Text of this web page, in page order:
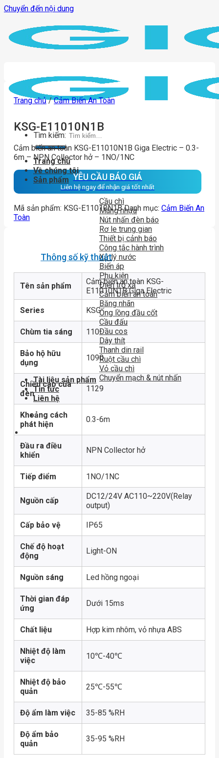
Chuyển đến nội dung
Tìm kiếm:
Trang chủ
Về chúng tôi
Sản phẩm
Cầu chì
Máng nhựa
Nút nhấn đèn báo
Rơ le trung gian
Thiết bị cảnh báo
Công tắc hành trình
Xử lý nước
Biến áp
Phụ kiện
Điện trở xả
Cảm biến an toàn
Băng nhãn
Ống lồng đầu cốt
Cầu đấu
Đầu cos
Dây thít
Thanh din rail
Ruột cầu chì
Vỏ cầu chì
Chuyển mạch & nút nhấn
Tài liệu sản phẩm
Tin tức
Liên hệ
Trang chủ / Cảm Biến An Toàn
KSG-E11010N1B
Cảm biến an toàn KSG-E11010N1B Giga Electric – 0.3-
6m – NPN Collector hở – 1NO/1NC
YÊU CẦU BÁO GIÁ
Liên hệ ngay để nhận giá tốt nhất
Mã sản phẩm: KSG-E11010N1B Danh mục: Cảm Biến An
Toàn
Thông số kỹ thuật
Tên sản phẩm
Cảm biến an toàn KSG-
E11010N1B Giga Electric
Series KSG
Chùm tia sáng 110
Bảo hộ hữu
dụng
1090
Chiều cao của
đèn
1129
Khoảng cách
phát hiện
0.3-6m
Đầu ra điều
khiển
NPN Collector hở
Tiếp điểm 1NO/1NC
Nguồn cấp
DC12/24V AC110~220V(Relay
output)
Cấp bảo vệ IP65
Chế độ hoạt
động
Light-ON
Nguồn sáng Led hồng ngoại
Thời gian đáp
ứng
Dưới 15ms
Chất liệu Hợp kim nhôm, vỏ nhựa ABS
Nhiệt độ làm
việc
10℃-40℃
Nhiệt độ bảo
quản
25℃-55℃
Độ ẩm làm việc 35-85 %RH
Độ ẩm bảo
quản
35-95 %RH